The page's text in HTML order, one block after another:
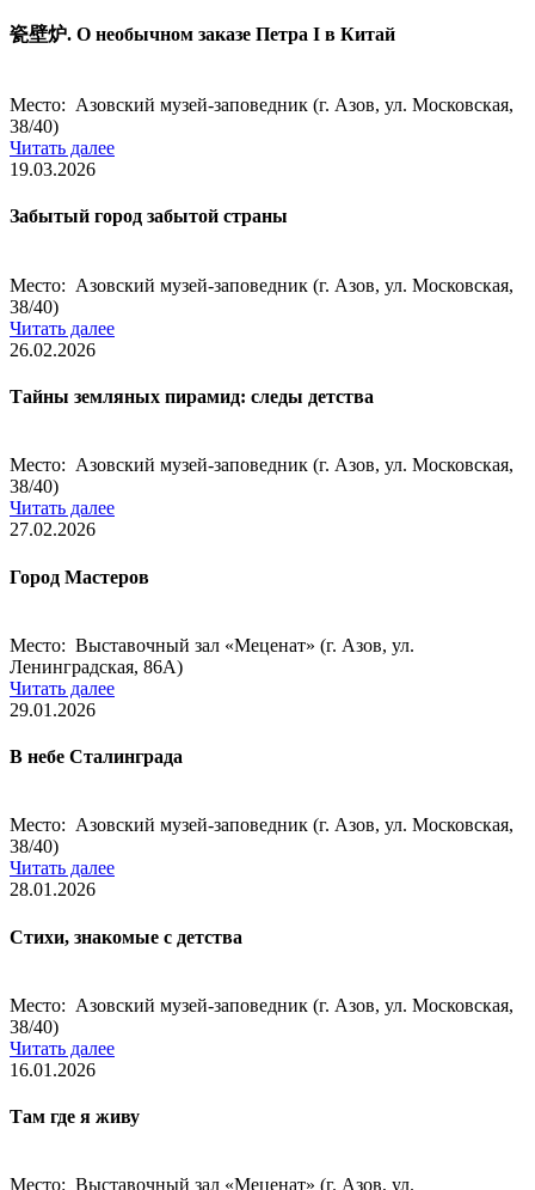
瓷壁炉. О необычном заказе Петра I в Китай
Место: Азовский музей-заповедник (г. Азов, ул. Московская,
38/40)
Читать далее
19.03.2026
Забытый город забытой страны
Место: Азовский музей-заповедник (г. Азов, ул. Московская,
38/40)
Читать далее
26.02.2026
Тайны земляных пирамид: следы детства
Место: Азовский музей-заповедник (г. Азов, ул. Московская,
38/40)
Читать далее
27.02.2026
Город Мастеров
Место: Выставочный зал «Меценат» (г. Азов, ул.
Ленинградская, 86А)
Читать далее
29.01.2026
В небе Сталинграда
Место: Азовский музей-заповедник (г. Азов, ул. Московская,
38/40)
Читать далее
28.01.2026
Стихи, знакомые с детства
Место: Азовский музей-заповедник (г. Азов, ул. Московская,
38/40)
Читать далее
16.01.2026
Там где я живу
Место: Выставочный зал «Меценат» (г. Азов, ул.